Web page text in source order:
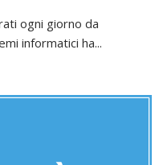
ogni giorno da
informatici ha...